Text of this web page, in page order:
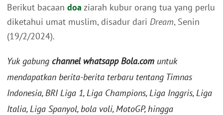
Berikut bacaan doa ziarah kubur orang tua yang perlu
diketahui umat muslim, disadur dari Dream, Senin
(19/2/2024).
Yuk gabung channel whatsapp Bola.com untuk
mendapatkan berita-berita terbaru tentang Timnas
Indonesia, BRI Liga 1, Liga Champions, Liga Inggris, Liga
Italia, Liga Spanyol, bola voli, MotoGP, hingga